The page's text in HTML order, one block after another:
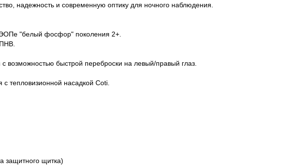
надежность и современную оптику для ночного наблюдения.
"белый фосфор" поколения 2+.
возможностью быстрой переброски на левый/правый глаз.
с тепловизионной насадкой Coti.
защитного щитка)